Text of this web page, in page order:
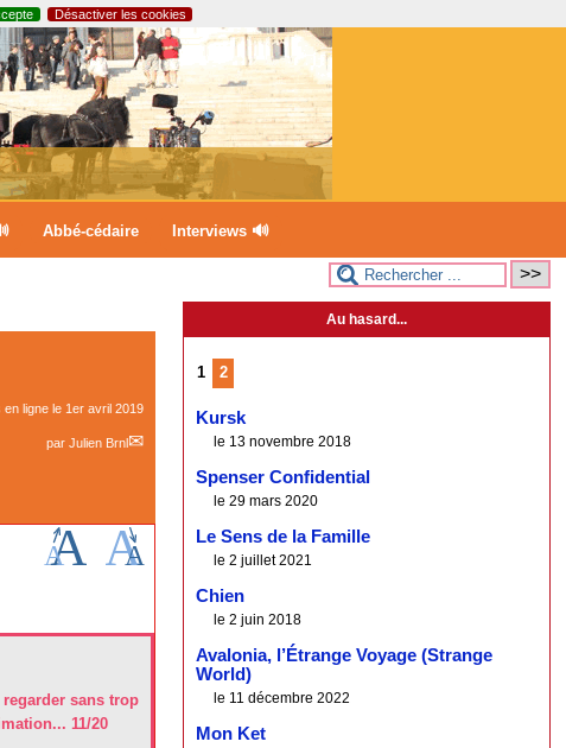
Désactiver les cookies
Abbé-cédaire Interviews 🔊
en ligne le 1er avril 2019
par Julien Brnl
sans trop
11/20
Au hasard...
1 2
Kursk
le 13 novembre 2018
Spenser Confidential
le 29 mars 2020
Le Sens de la Famille
le 2 juillet 2021
Chien
le 2 juin 2018
Avalonia, l’Étrange Voyage (Strange
World)
le 11 décembre 2022
Mon Ket